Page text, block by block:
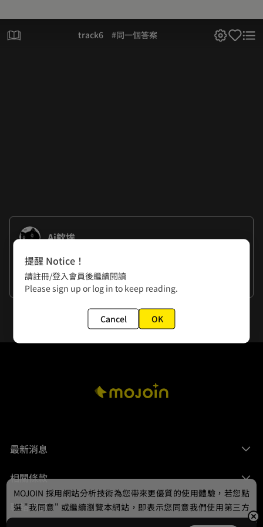
track6 #同一個答案
Ai欸埃
作者的話
謝謝大家的閱讀
最新消息
相關條款
聯絡我們
MOJOIN 採用網站分析技術為您帶來更優質的使用體驗，若您點
選 "我同意" 或繼續瀏覽本網站，即表示您同意我們使用第三方
Cookie，欲瞭解更多資訊請見隱私權政策。
提醒 Notice！
請註冊/登入會員後繼續閱讀
Please sign up or log in to keep reading.
Cancel OK